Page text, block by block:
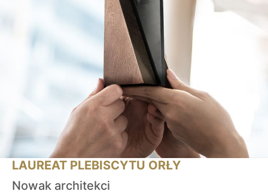
LAUREAT PLEBISCYTU ORŁY
Nowak architekci